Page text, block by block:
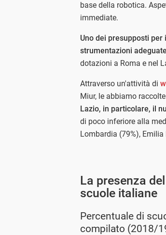
base della robotica.
immediate.
Uno dei presupposti
strumentazioni adeguate
dotazioni a Roma e nel
Attraverso un'attività di
Miur, le abbiamo
Lazio, in particolare, il
di poco inferiore alla
Lombardia (79%), Emilia
La presenza
scuole italiane
Percentuale di
compilato (2018/